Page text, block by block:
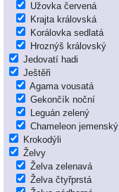
Užovka červená
Krajta královská
Korálovka sedlatá
Hroznýš královský
Jedovatí hadi
Ještěři
Agama vousatá
Gekončík noční
Leguán zelený
Chameleon jemenský
Krokodýli
Želvy
Želva zelenavá
Želva čtyřprstá